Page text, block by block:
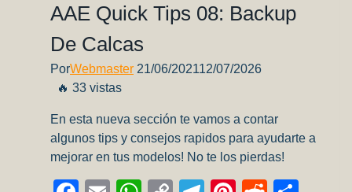
AAE Quick Tips 08: Backup
De Calcas
PorWebmaster 21/06/202112/07/2026
🔥 33 vistas
En esta nueva sección te vamos a contar
algunos tips y consejos rapidos para ayudarte a
mejorar en tus modelos! No te los pierdas!